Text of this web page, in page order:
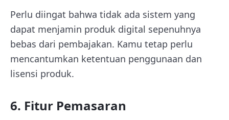
Perlu diingat bahwa tidak ada sistem yang
dapat menjamin produk digital sepenuhnya
bebas dari pembajakan. Kamu tetap perlu
mencantumkan ketentuan penggunaan dan
lisensi produk.
6. Fitur Pemasaran